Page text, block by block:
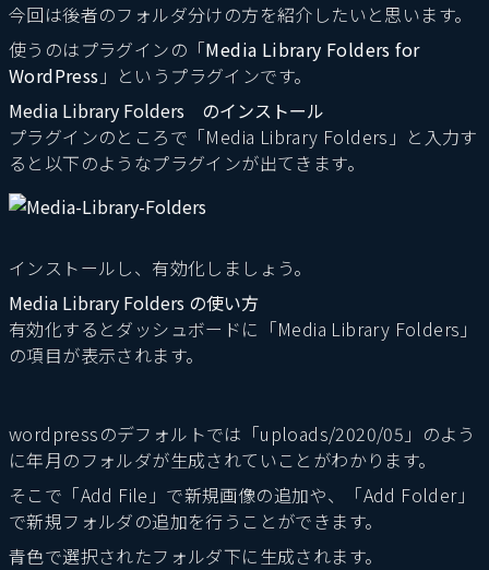
今回は後者のフォルダ分けの方を紹介したいと思います。
使うのはプラグインの「Media Library Folders for
WordPress 」というプラグインです。
Media Library Folders のインストール
プラグインのところで「Media Library Folders」と入力す
ると以下のようなプラグインが出てきます。
インストールし、有効化しましょう。
Media Library Folders の使い方
有効化するとダッシュボードに「Media Library Folders」
の項目が表示されます。
wordpressのデフォルトでは「uploads/2020/05」のよう
に年月のフォルダが生成されていことがわかります。
そこで「Add File」で新規画像の追加や、「Add Folder」
で新規フォルダの追加を行うことができます。
青色で選択されたフォルダ下に生成されます。